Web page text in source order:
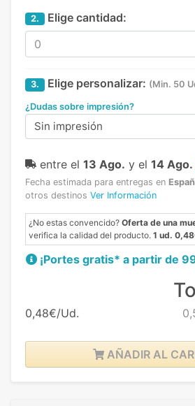
2. Elige cantidad:
3. Elige personalizar: (Min. 50
¿Dudas sobre impresión?
Sin impresión
entre el 13 Ago. y el 14 Ago.
Fecha estimada para entregas en
otros destinos Ver Información
¿No estas convencido? Oferta de una
verifica la calidad del producto. 1 ud.
¡Portes gratis* a partir de
0,48€/Ud.
AÑADIR AL